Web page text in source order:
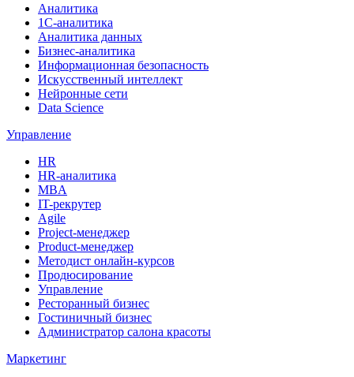
Аналитика
1С-аналитика
Аналитика данных
Бизнес-аналитика
Информационная безопасность
Искусственный интеллект
Нейронные сети
Data Science
Управление
HR
HR-аналитика
MBA
IT-рекрутер
Agile
Project-менеджер
Product-менеджер
Методист онлайн-курсов
Продюсирование
Управление
Ресторанный бизнес
Гостиничный бизнес
Администратор салона красоты
Маркетинг